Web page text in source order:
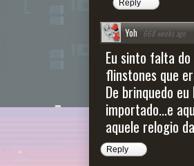
Reply
Yoh 668 weeks ago
Eu sinto falta
flinstones que
De brinquedo
importado...e
aquele relogio
Reply